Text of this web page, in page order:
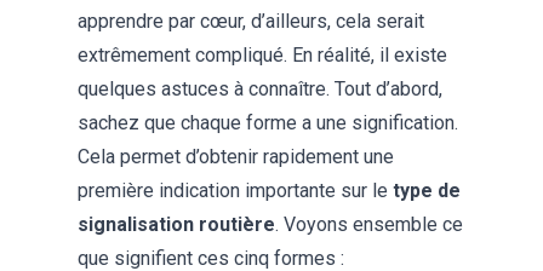
apprendre par cœur, d’ailleurs, cela serait
extrêmement compliqué. En réalité, il existe
quelques astuces à connaître. Tout d’abord,
sachez que chaque forme a une signification.
Cela permet d’obtenir rapidement une
première indication importante sur le type de
signalisation routière. Voyons ensemble ce
que signifient ces cinq formes :